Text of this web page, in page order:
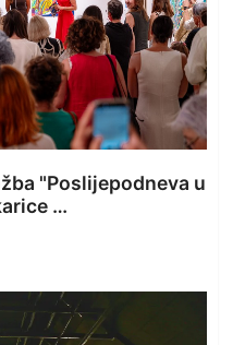
"Poslijepodneva u
…